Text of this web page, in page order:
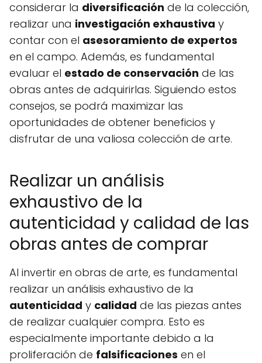
considerar la diversificación de la colección,
realizar una investigación exhaustiva y
contar con el asesoramiento de expertos
en el campo. Además, es fundamental
evaluar el estado de conservación de las
obras antes de adquirirlas. Siguiendo estos
consejos, se podrá maximizar las
oportunidades de obtener beneficios y
disfrutar de una valiosa colección de arte.
Realizar un análisis
exhaustivo de la
autenticidad y calidad de las
obras antes de comprar
Al invertir en obras de arte, es fundamental
realizar un análisis exhaustivo de la
autenticidad y calidad de las piezas antes
de realizar cualquier compra. Esto es
especialmente importante debido a la
proliferación de falsificaciones en el